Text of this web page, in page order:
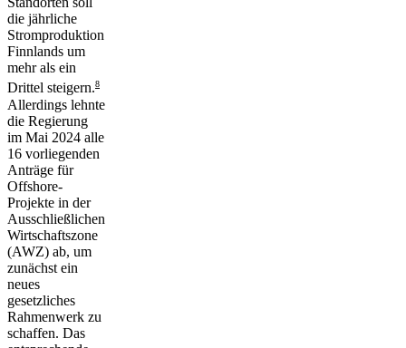
die jährliche
Stromproduktion
Finnlands um
mehr als ein
Drittel steigern.8
Allerdings lehnte
die Regierung
im Mai 2024 alle
16 vorliegenden
Anträge für
Offshore-
Projekte in der
Ausschließlichen
Wirtschaftszone
(AWZ) ab, um
zunächst ein
neues
gesetzliches
Rahmenwerk zu
schaffen. Das